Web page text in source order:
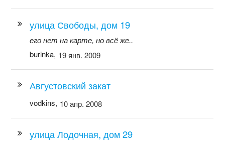
улица Свободы, дом 19
его нет на карте, но всё же..
burinka, 19 янв. 2009
Августовский закат
vodkins, 10 апр. 2008
улица Лодочная, дом 29